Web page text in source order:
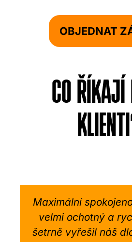
OBJEDNAT
CO
Maximální
velmi ochotný a
šetrně vyřešil náš